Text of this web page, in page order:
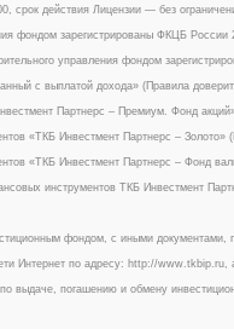
действия Лицензии — без
фондом зарегистрированы ФКЦБ России
управления фондом
с выплатой дохода» (Правила
Партнерс – Премиум. Фонд акций»
«ТКБ Инвестмент Партнерс – Золото»
«ТКБ Инвестмент Партнерс – Фонд
инструментов ТКБ Инвестмент
фондом, с иными документами,
Интернет по адресу: http://www.tkbip.ru,
выдаче, погашению и обмену